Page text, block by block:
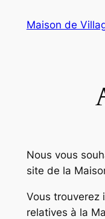
Maison de
Nous vous
site de la
Vous trouverez
relatives à la